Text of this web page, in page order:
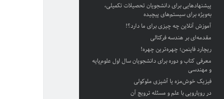
پیشنهادهایی برای دانشجویان تحصیلات تکمیلی،
به‌ویژه برای سیستم‌های پیچیده
آموزش آنلاین چه چیزی برای ما دارد؟!
مقدمه‌ای بر هندسه فرکتالی
ریچارد فاینمن؛ چهره‌ترین چهره!
معرفی کتاب و دوره برای دانشجویان سال اول علوم‌پایه
و مهندسی
فیزیک خوش‌مزه یا آشپزی ملوکولی
در رویارویی با علم و مسئله ترویج آن